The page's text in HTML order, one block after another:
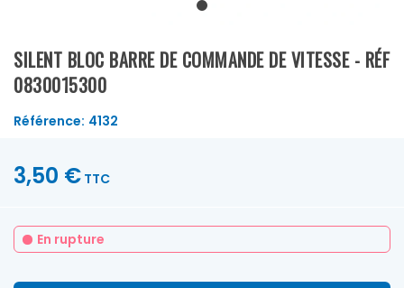
SILENT BLOC BARRE DE COMMANDE DE VITESSE - RÉF
0830015300
Référence: 4132
3,50 € TTC
En rupture